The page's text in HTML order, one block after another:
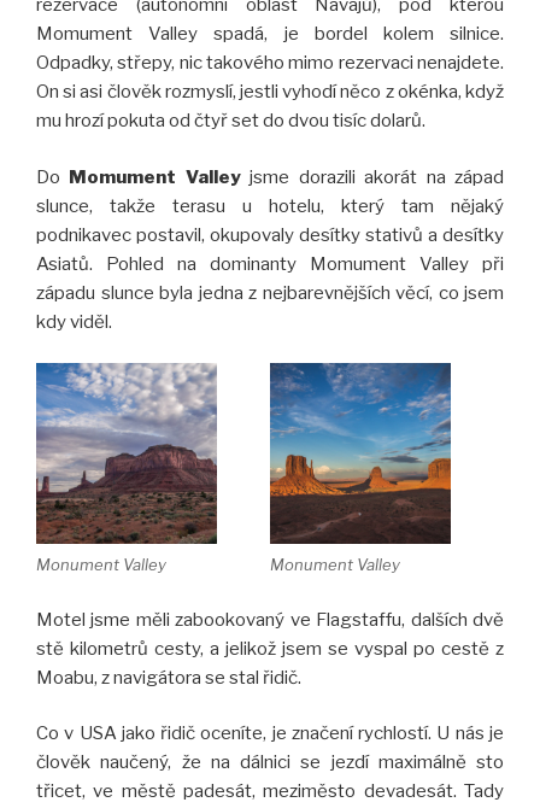
rezervace (autonomní oblast Navajů), pod kterou
Momument Valley spadá, je bordel kolem silnice.
Odpadky, střepy, nic takového mimo rezervaci nenajdete.
On si asi člověk rozmyslí, jestli vyhodí něco z okénka, když
mu hrozí pokuta od čtyř set do dvou tisíc dolarů.
Do Momument Valleyjsme dorazili akorát na západ
slunce, takže terasu u hotelu, který tam nějaký
podnikavec postavil, okupovaly desítky stativů a desítky
Asiatů. Pohled na dominanty Momument Valley při
západu slunce byla jedna z nejbarevnějších věcí, co jsem
kdy viděl.
Monument Valley Monument Valley
Motel jsme měli zabookovaný ve Flagstaffu, dalších dvě
stě kilometrů cesty, a jelikož jsem se vyspal po cestě z
Moabu, z navigátora se stal řidič.
Co v USA jako řidič oceníte, je značení rychlostí. U nás je
člověk naučený, že na dálnici se jezdí maximálně sto
třicet, ve městě padesát, meziměsto devadesát. Tady